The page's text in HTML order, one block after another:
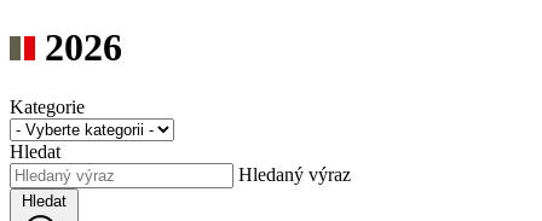
2026
Kategorie
Hledat
Hledaný výraz
Hledat